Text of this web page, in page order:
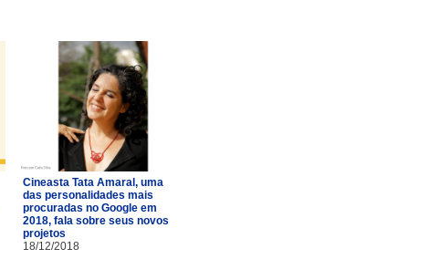
Cineasta Tata Amaral, uma
das personalidades mais
procuradas no Google em
2018, fala sobre seus novos
projetos
18/12/2018